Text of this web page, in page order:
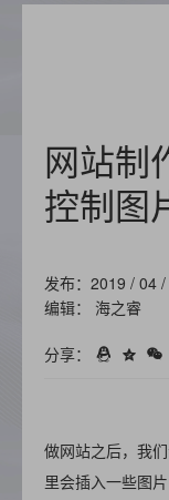
网站制
控制图
发布：2019 / 04 /
编辑： 海之睿
分享：
做网站之后，我
里会插入一些图